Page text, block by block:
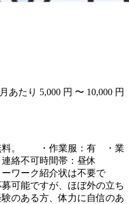
たり 5,000 円 〜 10,000 円
無料。 ・作業服：有 ・業
絡不可時間帯：昼休
ーク紹介状は不要で
能ですが、ほぼ外の立ち
のある方、体力に自信のあ